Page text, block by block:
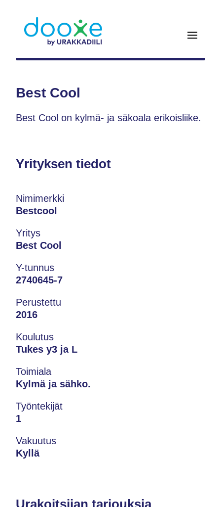
Best Cool
Best Cool on kylmä- ja säkoala erikoisliike.
Yrityksen tiedot
Nimimerkki
Bestcool
Yritys
Best Cool
Y-tunnus
2740645-7
Perustettu
2016
Koulutus
Tukes y3 ja L
Toimiala
Kylmä ja sähko.
Työntekijät
1
Vakuutus
Kyllä
Urakoitsijan tarjouksia